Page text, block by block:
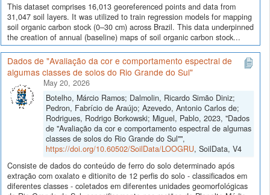
This dataset comprises 16,013 georeferenced points and data from
31,047 soil layers. It was utilized to train regression models for mapping
soil organic carbon stock (0–30 cm) across Brazil. This data underpinned
the creation of annual (baseline) maps of soil organic carbon stock...
Dados de "Avaliação da cor e comportamento espectral de
algumas classes de solos do Rio Grande do Sul"
May 20, 2026
Botelho, Márcio Ramos; Dalmolin, Ricardo Simão Diniz;
Pedron, Fabrício de Araújo; Azevedo, Antonio Carlos de;
Rodrigues, Rodrigo Borkowski; Miguel, Pablo, 2023, "Dados
de "Avaliação da cor e comportamento espectral de algumas
classes de solos do Rio Grande do Sul"",
https://doi.org/10.60502/SoilData/LOOGRU, SoilData, V4
Consiste de dados do conteúdo de ferro do solo determinado após
extração com oxalato e ditionito de 12 perfis do solo - classificados em
diferentes classes - coletados em diferentes unidades geomorfológicas